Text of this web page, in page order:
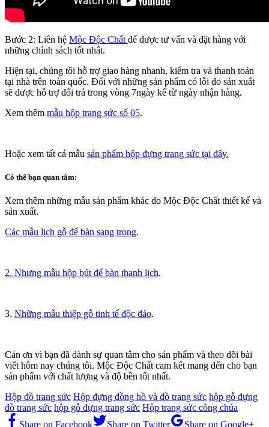
Bước 2: Liên hệ Mộc Độc Chất để được tư vấn và đặt hàng với
những chính sách tốt nhất.
Hiện tại, chúng tôi hỗ trợ giao hàng nhanh, kiểm tra và thanh toán
tại nhà trên toàn quốc. Đối với những sản phẩm có lỗi do sản xuất
sẽ được hỗ trợ đổi trả trong vòng 7ngày kể từ ngày nhận hàng.
Xem thêm mẫu hộp trang sức số 05.
Hoặc xem tất cả mẫu sản phẩm hộp đựng trang sức tại đây.
Có thể bạn quan tâm:
Xem thêm những mẫu sản phẩm khác do Mộc Độc Chất thiết kế và
sản xuất.
Các mẫu lịch gỗ để bàn sang trọng.
2. Nhưng mẫu hộp bút để bàn thanh lịch.
3. Những mẫu thiệp gỗ tinh tế độc đáo.
Cản ơn vì bạn đã dành sự quan tâm cho sản phẩm và theo dõi bài
viết hôm nay chúng tôi. Mộc Độc Chất cam kết mang đến cho bạn
sản phẩm với chất lượng và độ bền tốt nhất.
Hộp đồ trang sức Hộp đựng đồng hồ và đồ trang sức hộp gỗ đựng
đồ trang sức hộp gỗ đựng trang sức Hộp trang sức công chúa
Share on Facebook
Share on Twitter Share on Google+